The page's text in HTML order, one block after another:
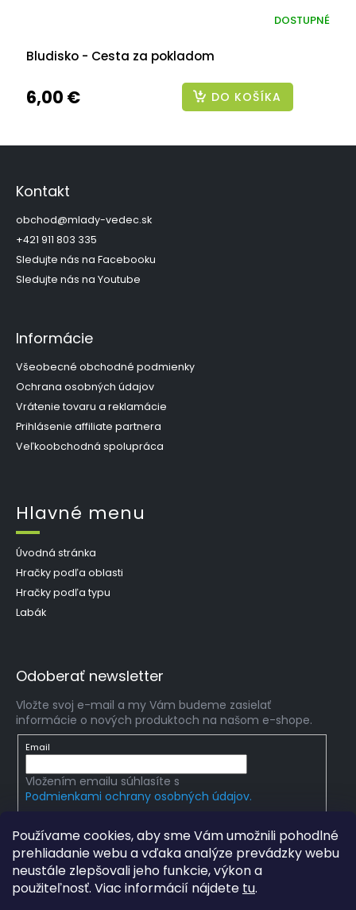
Používame cookies, aby sme Vám umožnili pohodlné
prehliadanie webu a vďaka analýze prevádzky webu
neustále zlepšovali jeho funkcie, výkon a
použiteľnosť. Viac informácií nájdete tu.
Bludisko - Cesta za pokladom
DOSTUPNÉ
6,00 € DO KOŠÍKA
Z
Kontakt
obchod@mlady-vedec.sk
+421 911 803 335
Sledujte nás na Facebooku
Sledujte nás na Youtube
Informácie
Všeobecné obchodné podmienky
Ochrana osobných údajov
Vrátenie tovaru a reklamácie
Prihlásenie affiliate partnera
Veľkoobchodná spolupráca
Hlavné menu
Úvodná stránka
Hračky podľa oblasti
Hračky podľa typu
Labák
Odoberať newsletter
Vložte svoj e-mail a my Vám budeme zasielať
informácie o nových produktoch na našom e-shope.
Email
Vložením emailu súhlasíte s
Podmienkami ochrany osobných údajov.
mlady-vedec.sk
. Všetky práva